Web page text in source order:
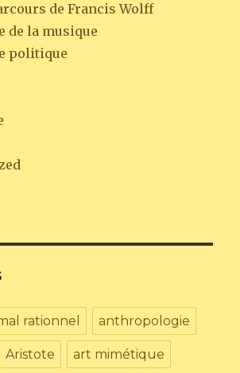
de Francis Wolff
de la musique
politique
rationnel anthropologie
Aristote art mimétique